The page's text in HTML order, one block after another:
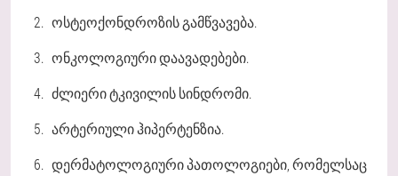
ოსტეოქონდროზის გამწვავება.
ონკოლოგიური დაავადებები.
ძლიერი ტკივილის სინდრომი.
არტერიული ჰიპერტენზია.
დერმატოლოგიური პათოლოგიები, რომელსაც